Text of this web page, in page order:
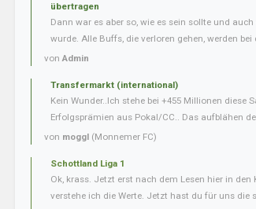
übertragen
Dann war es aber so, wie es sein sollte und
wurde. Alle Buffs, die verloren gehen, werden bei
vonAdmin
Transfermarkt (international)
Kein Wunder..Ich stehe bei +455 Millionen diese
Erfolgsprämien aus Pokal/CC.. Das aufblähen
von moggl (Monnemer FC)
Schottland Liga 1
Ok, krass. Jetzt erst nach dem Lesen hier in den
verstehe ich die Werte. Jetzt hast du für uns die